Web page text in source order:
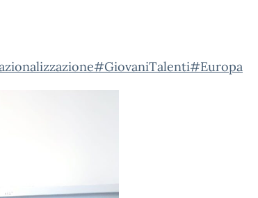
#GiovaniTalenti#Europa